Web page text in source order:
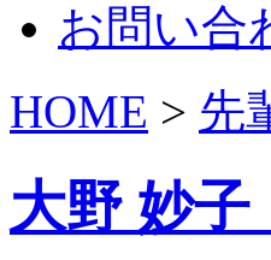
お問い合
HOME > 先
大野 妙